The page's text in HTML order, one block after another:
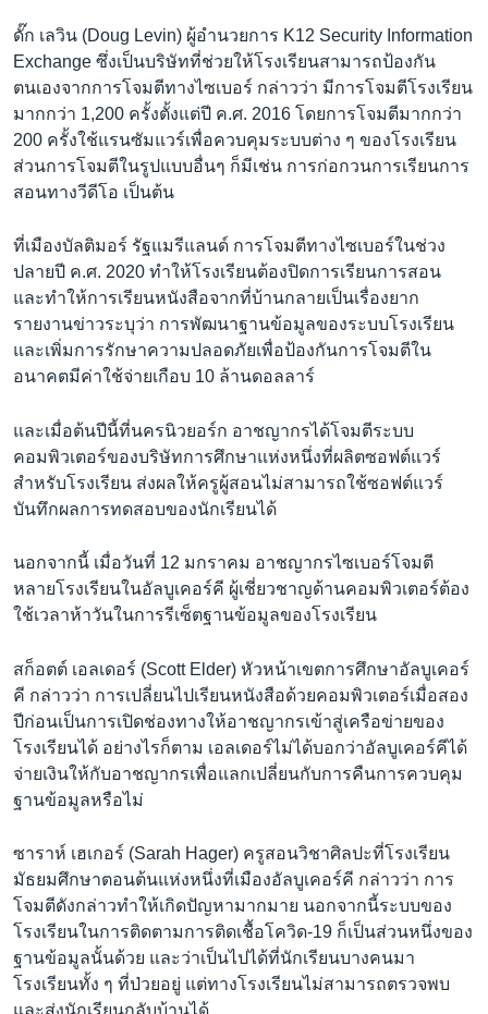
ดั๊ก เลวิน (Doug Levin) ผู้อำนวยการ K12 Security Information
Exchange ซึ่งเป็นบริษัทที่ช่วยให้โรงเรียนสามารถป้องกัน
ตนเองจากการโจมตีทางไซเบอร์ กล่าวว่า มีการโจมตีโรงเรียน
มากกว่า 1,200 ครั้งตั้งแต่ปี ค.ศ. 2016 โดยการโจมตีมากกว่า
200 ครั้งใช้แรนซัมแวร์เพื่อควบคุมระบบต่าง ๆ ของโรงเรียน
ส่วนการโจมตีในรูปแบบอื่นๆ ก็มีเช่น การก่อกวนการเรียนการ
สอนทางวีดีโอ เป็นต้น
ที่เมืองบัลติมอร์ รัฐแมรีแลนด์ การโจมตีทางไซเบอร์ในช่วง
ปลายปี ค.ศ. 2020 ทำให้โรงเรียนต้องปิดการเรียนการสอน
และทำให้การเรียนหนังสือจากที่บ้านกลายเป็นเรื่องยาก
รายงานข่าวระบุว่า การพัฒนาฐานข้อมูลของระบบโรงเรียน
และเพิ่มการรักษาความปลอดภัยเพื่อป้องกันการโจมตีใน
อนาคตมีค่าใช้จ่ายเกือบ 10 ล้านดอลลาร์
และเมื่อต้นปีนี้ที่นครนิวยอร์ก อาชญากรได้โจมตีระบบ
คอมพิวเตอร์ของบริษัทการศึกษาแห่งหนึ่งที่ผลิตซอฟต์แวร์
สำหรับโรงเรียน ส่งผลให้ครูผู้สอนไม่สามารถใช้ซอฟต์แวร์
บันทึกผลการทดสอบของนักเรียนได้
นอกจากนี้ เมื่อวันที่ 12 มกราคม อาชญากรไซเบอร์โจมตี
หลายโรงเรียนในอัลบูเคอร์คี ผู้เชี่ยวชาญด้านคอมพิวเตอร์ต้อง
ใช้เวลาห้าวันในการรีเซ็ตฐานข้อมูลของโรงเรียน
สก็อตต์ เอลเดอร์ (Scott Elder) หัวหน้าเขตการศึกษาอัลบูเคอร์
คี กล่าวว่า การเปลี่ยนไปเรียนหนังสือด้วยคอมพิวเตอร์เมื่อสอง
ปีก่อนเป็นการเปิดช่องทางให้อาชญากรเข้าสู่เครือข่ายของ
โรงเรียนได้ อย่างไรก็ตาม เอลเดอร์ไม่ได้บอกว่าอัลบูเคอร์คีได้
จ่ายเงินให้กับอาชญากรเพื่อแลกเปลี่ยนกับการคืนการควบคุม
ฐานข้อมูลหรือไม่
ซาราห์ เฮเกอร์ (Sarah Hager) ครูสอนวิชาศิลปะที่โรงเรียน
มัธยมศึกษาตอนต้นแห่งหนึ่งที่เมืองอัลบูเคอร์คี กล่าวว่า การ
โจมตีดังกล่าวทำให้เกิดปัญหามากมาย นอกจากนี้ระบบของ
โรงเรียนในการติดตามการติดเชื้อโควิด-19 ก็เป็นส่วนหนึ่งของ
ฐานข้อมูลนั้นด้วย และว่าเป็นไปได้ที่นักเรียนบางคนมา
โรงเรียนทั้ง ๆ ที่ป่วยอยู่ แต่ทางโรงเรียนไม่สามารถตรวจพบ